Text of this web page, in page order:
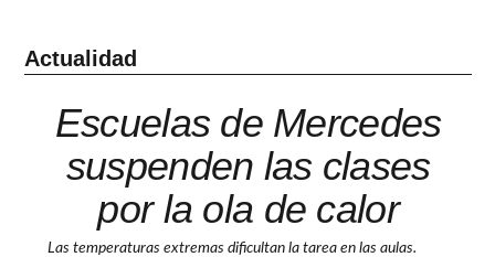
Actualidad
Escuelas de Mercedes
suspenden las clases
por la ola de calor
Las temperaturas extremas dificultan la tarea en las aulas.